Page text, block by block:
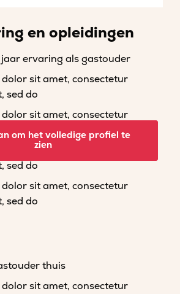
en opleidingen
ervaring als gastouder
sit amet, consectetur
sed do
sit amet, consectetur
sed do
dolor sit amet, consectetur
sed do
sit amet, consectetur
sed do
om het volledige profiel te
zien
thuis
sit amet, consectetur